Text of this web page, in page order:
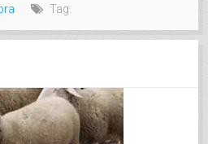
Tag: